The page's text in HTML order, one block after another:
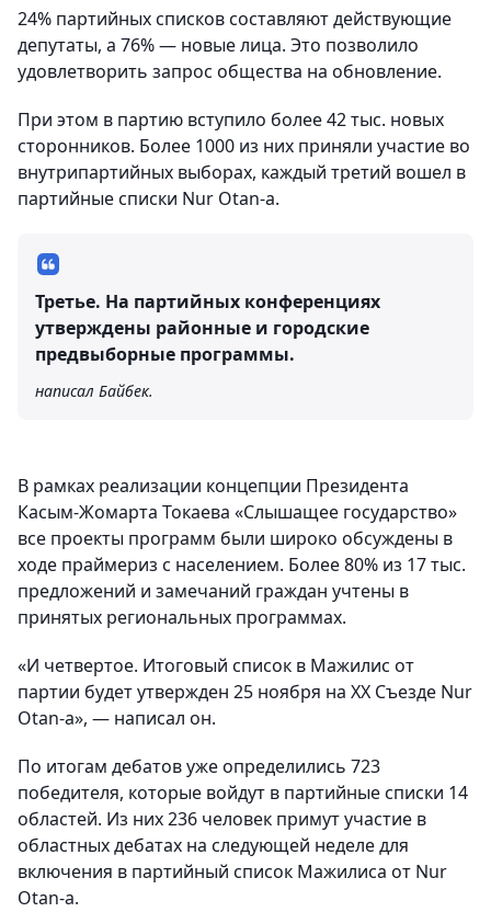
24% партийных списков составляют действующие
депутаты, а 76% — новые лица. Это позволило
удовлетворить запрос общества на обновление.
При этом в партию вступило более 42 тыс. новых
сторонников. Более 1000 из них приняли участие во
внутрипартийных выборах, каждый третий вошел в
партийные списки Nur Otan-а.
Третье. На партийных конференциях
утверждены районные и городские
предвыборные программы.
написал Байбек.
В рамках реализации концепции Президента
Касым-Жомарта Токаева «Слышащее государство»
все проекты программ были широко обсуждены в
ходе праймериз с населением. Более 80% из 17 тыс.
предложений и замечаний граждан учтены в
принятых региональных программах.
«И четвертое. Итоговый список в Мажилис от
партии будет утвержден 25 ноября на XX Съезде Nur
Otan-а», — написал он.
По итогам дебатов уже определились 723
победителя, которые войдут в партийные списки 14
областей. Из них 236 человек примут участие в
областных дебатах на следующей неделе для
включения в партийный список Мажилиса от Nur
Otan-а.